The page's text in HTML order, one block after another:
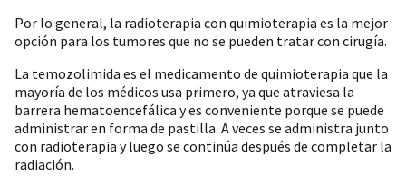
Por lo general, la radioterapia con quimioterapia es la mejor
opción para los tumores que no se pueden tratar con cirugía.
La temozolimida es el medicamento de quimioterapia que la
mayoría de los médicos usa primero, ya que atraviesa la
barrera hematoencefálica y es conveniente porque se puede
administrar en forma de pastilla. A veces se administra junto
con radioterapia y luego se continúa después de completar la
radiación.